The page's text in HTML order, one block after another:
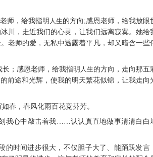
师，给我指明 人生的方向;感恩老师，给我放眼
川，走近我们的心灵，让我们远离寂寞。她给
老师的爱，无私中透露着平凡，却又暗含一些
；感恩老师，给我指明 人生的方向，走向那五
前途和光辉，使我的明天繁花似锦，让我走向
春，春风化雨百花竞芬芳。
我心中敲击着我……认认真直地做事清清白白
时间进步很大，不仅胆子大了、能踊跃发言